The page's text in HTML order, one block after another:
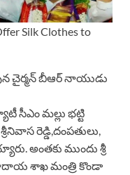
Silk Clothes to
చైర్మన్‌ బీఆర్‌ నాయుడు
సీఎం మల్లు భట్టి
రెడ్డి,దంపతులు,
అంతకు ముందు శ్రీ
శాఖ మంత్రి కొండా